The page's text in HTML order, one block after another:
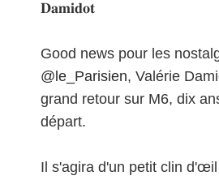
𝐃𝐚𝐦𝐢𝐝𝐨𝐭
Good news pour les
@le_Parisien, Valérie
grand retour sur M6, dix
départ.
Il s'agira d'un petit clin